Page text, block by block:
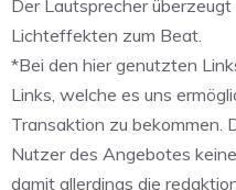
Der Lautsprecher
Lichteffekten zum Beat.
*Bei den hier genutzten
Links, welche es uns
Transaktion zu bekommen.
Nutzer des Angebotes
damit allerdings die